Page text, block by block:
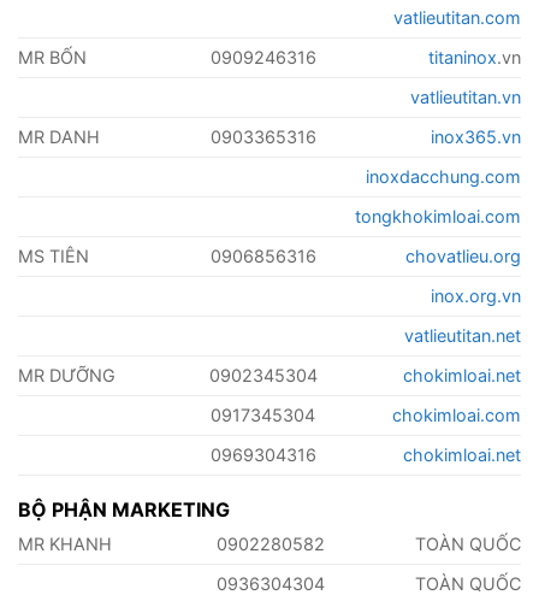
vatlieutitan.com
MR BỐN
0909246316 titaninox.vn
vatlieutitan.vn
MR DANH
0903365316
inox365.vn
inoxdacchung.com
tongkhokimloai.com
MS TIÊN
0906856316
chovatlieu.org
inox.org.vn
vatlieutitan.net
MR DƯỠNG
0902345304
chokimloai.net
0917345304
chokimloai.com
0969304316
chokimloai.net
BỘ PHẬN MARKETING
MR KHANH 0902280582
TOÀN QUỐC
0936304304
TOÀN QUỐC